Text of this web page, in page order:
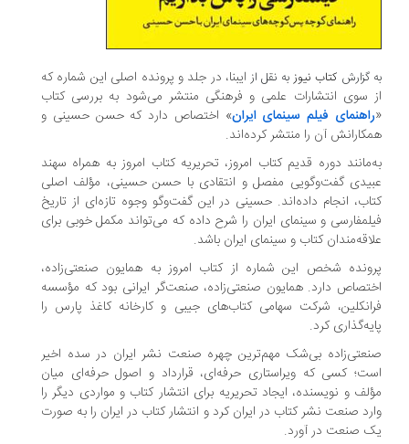
به گزارش کتاب نیوز به نقل از ایبنا، در جلد و پرونده اصلی این شماره که
از سوی انتشارات علمی و فرهنگی منتشر می‌شود به بررسی کتاب
«راهنمای فیلم سینمای ایران» اختصاص دارد که حسن حسینی و
همکارانش آن را منتشر کرده‌اند.
به‌مانند دوره قدیم کتاب امروز، تحریریه کتاب امروز به همراه سهند
عبیدی گفت‌وگویی مفصل و انتقادی با حسن حسینی، مؤلف اصلی
کتاب، انجام داده‌اند. حسینی در این گفت‌وگو وجوه تازه‌ای از تاریخ
فیلمفارسی و سینمای ایران را شرح داده که می‌تواند مکمل خوبی برای
علاقه‌مندان کتاب و سینمای ایران باشد.
پرونده شخص این شماره از کتاب امروز به همایون صنعتی‌زاده،
اختصاص دارد. همایون‌ صنعتی‌زاده، صنعت‌گر ایرانی بود که مؤسسه
فرانکلین، شرکت سهامی کتاب‌های جیبی و کارخانه کاغذ پارس را
پایه‌گذاری کرد.
صنعتی‌زاده بی‌شک مهم‌ترین چهره صنعت نشر ایران در سده اخیر
است؛ کسی که ویراستاری حرفه‌ای، قرارداد و اصول حرفه‌ای میان
مؤلف و نویسنده، ایجاد تحریریه برای انتشار کتاب و مواردی دیگر را
وارد صنعت نشر کتاب در ایران کرد و انتشار کتاب در ایران را به صورت
یک صنعت در آورد.